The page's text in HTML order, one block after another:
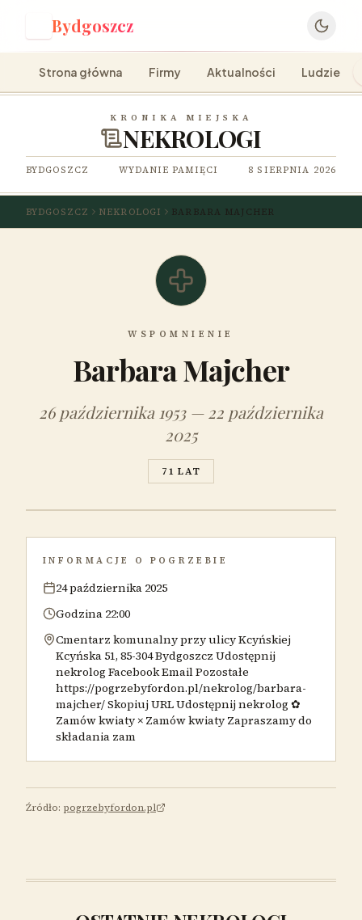
Bydgoszcz
Strona główna Firmy Aktualności Ludzie
KRONIKA MIEJSKA
NEKROLOGI
BYDGOSZCZ WYDANIE PAMIĘCI 8 SIERPNIA 2026
BYDGOSZCZ NEKROLOGI BARBARA MAJCHER
WSPOMNIENIE
Barbara Majcher
26 października 1953 — 22 października
2025
71 LAT
INFORMACJE O POGRZEBIE
24 października 2025
Godzina 22:00
Cmentarz komunalny przy ulicy Kcyńskiej
Kcyńska 51, 85-304 Bydgoszcz Udostępnij
nekrolog Facebook Email Pozostałe
https://pogrzebyfordon.pl/nekrolog/barbara-
majcher/ Skopiuj URL Udostępnij nekrolog ✿
Zamów kwiaty × Zamów kwiaty Zapraszamy do
składania zam
Źródło: pogrzebyfordon.pl